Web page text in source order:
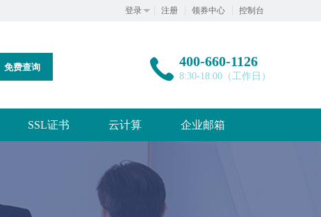
登录 注册 领券中心 控制台
免费查询 400-660-1126
8:30-18:00（工作日）
SSL证书 云计算 企业邮箱